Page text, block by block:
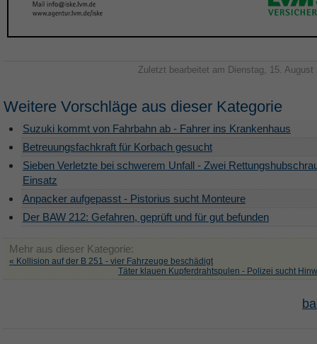
Zuletzt bearbeitet am Dienstag, 15. August
Weitere Vorschläge aus dieser Kategorie
Suzuki kommt von Fahrbahn ab - Fahrer ins Krankenhaus
Betreuungsfachkraft für Korbach gesucht
Sieben Verletzte bei schwerem Unfall - Zwei
Einsatz
Anpacker aufgepasst - Pistorius sucht Monteure
Der BAW 212: Gefahren, geprüft und für gut befunden
Mehr aus dieser Kategorie:
« Kollision auf der B 251 - vier Fahrzeuge beschädigt
Täter klauen Kupferdrahtspulen - Polizei sucht